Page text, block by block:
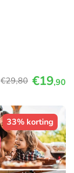
€29,80 €19,90
33% korting